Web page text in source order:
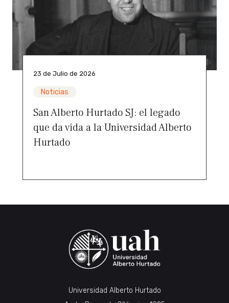
23 de Julio de 2026
Noticias
San Alberto Hurtado SJ: el legado
que da vida a la Universidad Alberto
Hurtado
Universidad Alberto Hurtado